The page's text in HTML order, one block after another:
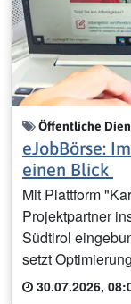
Öffentliche
eJobBörse:
einen Blick
Mit Plattform
Projektpartner
Südtirol
setzt
30.07.2026,